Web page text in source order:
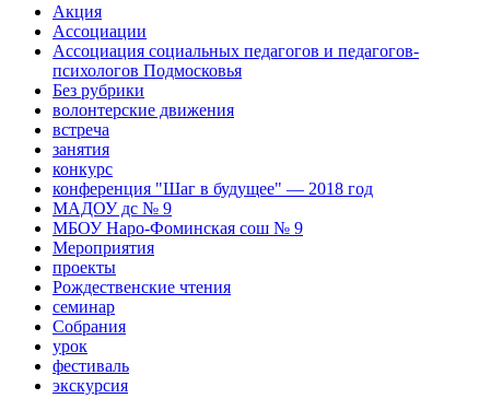
Акция
Ассоциации
Ассоциация социальных педагогов и педагогов-
психологов Подмосковья
Без рубрики
волонтерские движения
встреча
занятия
конкурс
конференция "Шаг в будущее" — 2018 год
МАДОУ дс № 9
МБОУ Наро-Фоминская сош № 9
Мероприятия
проекты
Рождественские чтения
семинар
Собрания
урок
фестиваль
экскурсия